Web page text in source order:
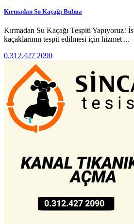
Kırmadan Su Kaçağı Bulma
Kırmadan Su Kaçağı Tespiti Yapıyoruz!
kaçaklarının tespit edilmesi için hizmet ...
0.312.427 2090